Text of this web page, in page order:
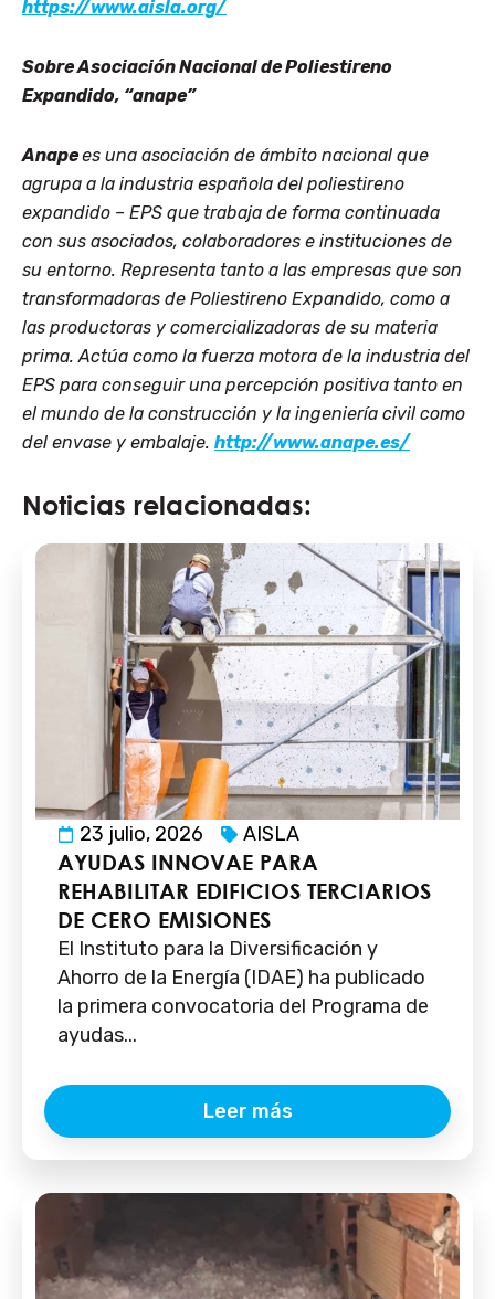
https://www.aisla.org/
SobreAsociación Nacional de Poliestireno
Expandido, “anape”
Anapees una asociación de ámbito nacional que
agrupa a la industria española del poliestireno
expandido – EPS que trabaja de forma continuada
con sus asociados, colaboradores e instituciones de
su entorno. Representa tanto a las empresas que son
transformadoras de Poliestireno Expandido, como a
las productoras y comercializadoras de su materia
prima. Actúa como la fuerza motora de la industria del
EPS para conseguir una percepción positiva tanto en
el mundo de la construcción y la ingeniería civil como
del envase y embalaje. http://www.anape.es/
Noticias relacionadas:
23 julio, 2026 AISLA
AYUDAS INNOVAE PARA
REHABILITAR EDIFICIOS TERCIARIOS
DE CERO EMISIONES
El Instituto para la Diversificación y
Ahorro de la Energía (IDAE) ha publicado
la primera convocatoria del Programa de
ayudas...
Leer más